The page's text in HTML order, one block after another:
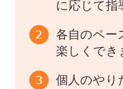
に応じて指
各自のペー
楽しくでき
個人のやり